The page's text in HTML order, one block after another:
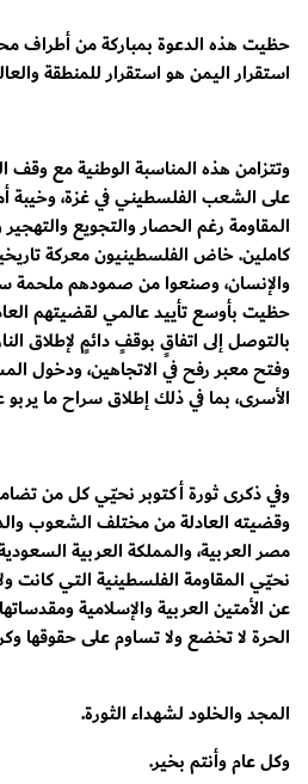
حظيت هذه الدعوة بمباركة من أطراف
استقرار اليمن هو استقرار للمنطقة
وتتزامن هذه المناسبة الوطنية مع وقف
على الشعب الفلسطيني في غزة، وخيبة
المقاومة رغم الحصار والتجويع والتهجير
كاملين. خاض الفلسطينيون معركة
والإنسان، وصنعوا من صمودهم ملحمة
حظيت بأوسع تأييد عالمي لقضيتهم
بالتوصل إلى اتفاقٍ بوقفٍ دائمٍ لإطلاق
وفتح معبر رفح في الاتجاهين، ودخول
الأسرى، بما في ذلك إطلاق سراح ما
وفي ذكرى ثورة أكتوبر نحيّي كل من
وقضيته العادلة من مختلف الشعوب
مصر العربية، والمملكة العربية
نحيّي المقاومة الفلسطينية التي كانت
عن الأمتين العربية والإسلامية
الحرة لا تخضع ولا تساوم على حقوقها
المجد والخلود لشهداء الثورة.
وكل عام وأنتم بخير.